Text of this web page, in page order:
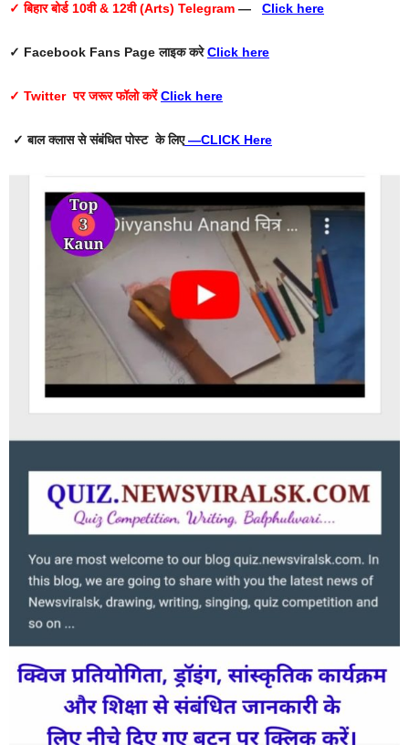
✓ बिहार बोर्ड 10वी & 12वी (Arts) Telegram — Click here
✓ Facebook Fans Page लाइक करेClick here
✓ Twitter पर जरूर फॉलो करें Click here
✓ बाल क्लास से संबंधित पोस्ट के लिए—CLICK Here